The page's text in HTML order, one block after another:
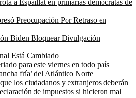
a Espaillat en primarias demócratas de
Preocupación Por Retraso en
Biden Bloquear Divulgación
Está Cambiado
para este viernes en todo país
fría’ del Atlántico Norte
los ciudadanos y extranjeros deberán
de impuestos si hicieron mal